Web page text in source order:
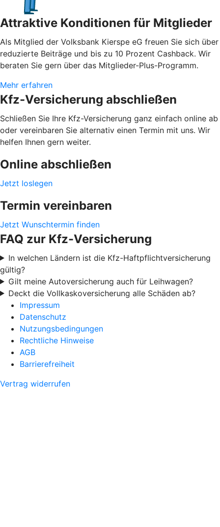
Attraktive Konditionen für Mitglieder
Als Mitglied der Volksbank Kierspe eG freuen Sie sich über
reduzierte Beiträge und bis zu 10 Prozent Cashback. Wir
beraten Sie gern über das Mitglieder-Plus-Programm.
Mehr erfahren
Kfz-Versicherung abschließen
Schließen Sie Ihre Kfz-Versicherung ganz einfach online ab
oder vereinbaren Sie alternativ einen Termin mit uns. Wir
helfen Ihnen gern weiter.
Online abschließen
Jetzt loslegen
Termin vereinbaren
Jetzt Wunschtermin finden
FAQ zur Kfz-Versicherung
In welchen Ländern ist die Kfz-Haftpflichtversicherung
gültig?
Gilt meine Autoversicherung auch für Leihwagen?
Deckt die Vollkaskoversicherung alle Schäden ab?
Impressum
Datenschutz
Nutzungsbedingungen
Rechtliche Hinweise
AGB
Barrierefreiheit
Vertrag widerrufen